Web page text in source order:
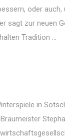
oder
sagt zur neuen
Tradition ...
in